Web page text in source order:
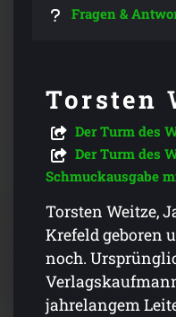
Fragen &
Torsten
Der Turm des
Der Turm des
Schmuckausgabe
Torsten Weitze,
Krefeld geboren
noch.
jahrelangem